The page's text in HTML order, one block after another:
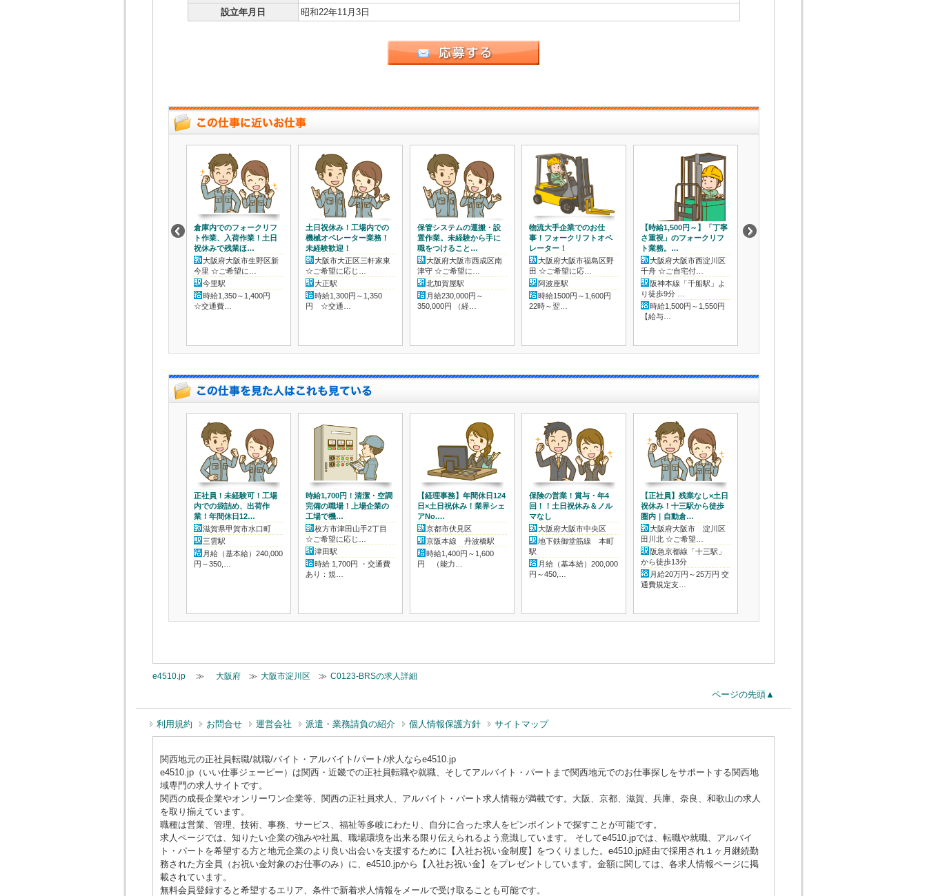
設立年月日
昭和22年11月3日
倉庫内でのフォークリフ
ト作業、入荷作業！土日
祝休みで残業ほ…
大阪府大阪市生野区新
今里 ☆ご希望に…
今里駅
時給1,350～1,400円
☆交通費…
土日祝休み！工場内での
機械オペレーター業務！
未経験歓迎！
大阪市大正区三軒家東
☆ご希望に応じ…
大正駅
時給1,300円～1,350
円 ☆交通…
保管システムの運搬・設
置作業。未経験から手に
職をつけること…
大阪府大阪市西成区南
津守 ☆ご希望に…
北加賀屋駅
月給230,000円～
350,000円 （経…
物流大手企業でのお仕
事！フォークリフトオペ
レーター！
大阪府大阪市福島区野
田 ☆ご希望に応…
阿波座駅
時給1500円～1,600円
22時～翌…
【時給1,500円～】「丁寧
さ重視」のフォークリフ
ト業務。…
大阪府大阪市西淀川区
千舟 ☆ご自宅付…
阪神本線「千船駅」よ
り徒歩9分 …
時給1,500円～1,550円
【給与…
駅から徒歩10分★土日祝
休み！空調完備で5Sが行
正社員！未経験可！工場
内での袋詰め、出荷作
業！年間休日12…
滋賀県甲賀市水口町
三雲駅
月給（基本給）240,000
円～350,…
時給1,700円！清潔・空調
完備の職場！上場企業の
工場で機…
枚方市津田山手2丁目
☆ご希望に応じ…
津田駅
時給 1,700円 ・交通費
あり：規…
【経理事務】年間休日124
日×土日祝休み！業界シェ
アNo.…
京都市伏見区
京阪本線 丹波橋駅
時給1,400円～1,600
円 （能力…
保険の営業！賞与・年4
回！！土日祝休み＆ノル
マなし
大阪府大阪市中央区
地下鉄御堂筋線 本町
駅
月給（基本給）200,000
円～450,…
【正社員】残業なし×土日
祝休み！十三駅から徒歩
圏内｜自動倉…
大阪府大阪市 淀川区
田川北 ☆ご希望…
阪急京都線「十三駅」
から徒歩13分
月給20万円～25万円 交
通費規定支…
e4510.jp≫ 大阪府≫ 大阪市淀川区≫ C0123-BRSの求人詳細
ページの先頭▲
利用規約 お問合せ 運営会社 派遣・業務請負の紹介 個人情報保護方針 サイトマップ
関西地元の正社員転職/就職/バイト・アルバイト/パート/求人ならe4510.jp
e4510.jp（いい仕事ジェーピー）は関西・近畿での正社員転職や就職、そしてアルバイト・パートまで関西地元でのお仕事探しをサポートする関西地
域専門の求人サイトです。
関西の成長企業やオンリーワン企業等、関西の正社員求人、アルバイト・パート求人情報が満載です。大阪、京都、滋賀、兵庫、奈良、和歌山の求人
を取り揃えています。
職種は営業、管理、技術、事務、サービス、福祉等多岐にわたり、自分に合った求人をピンポイントで探すことが可能です。
求人ページでは、知りたい企業の強みや社風、職場環境を出来る限り伝えられるよう意識しています。 そしてe4510.jpでは、転職や就職、アルバイ
ト・パートを希望する方と地元企業のより良い出会いを支援するために【入社お祝い金制度】をつくりました。e4510.jp経由で採用され１ヶ月継続勤
務された方全員（お祝い金対象のお仕事のみ）に、e4510.jpから【入社お祝い金】をプレゼントしています。金額に関しては、各求人情報ページに掲
載されています。
無料会員登録すると希望するエリア、条件で新着求人情報をメールで受け取ることも可能です。